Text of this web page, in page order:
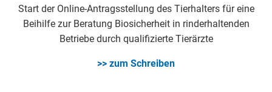
Start der Online-Antragsstellung des Tierhalters für eine
Beihilfe zur Beratung Biosicherheit in rinderhaltenden
Betriebe durch qualifizierte Tierärzte
>> zum Schreiben